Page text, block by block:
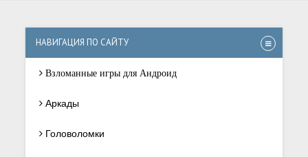
НАВИГАЦИЯ ПО САЙТУ
Взломанные игры для Андроид
Аркады
Головоломки